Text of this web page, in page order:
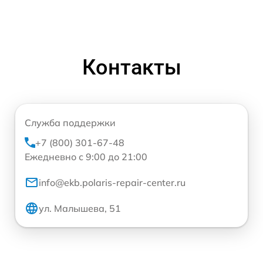
Контакты
Служба поддержки
+7 (800) 301-67-48
Ежедневно с 9:00 до 21:00
info@ekb.polaris-repair-center.ru
ул. Малышева, 51